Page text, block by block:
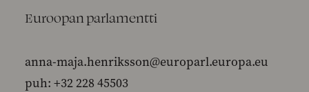
Euroopan parlamentti
anna-maja.henriksson@europarl.europa.eu
puh: +32 228 45503